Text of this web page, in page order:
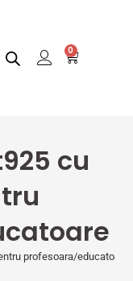
0
cu
profesoara/educatoare